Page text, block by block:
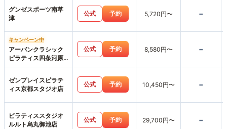
グンゼスポーツ南草
津
公式 予約 5,720円〜 -
キャンペーン中
アーバンクラシック
ピラティス四条河原
町店
公式 予約 8,580円〜 -
ゼンプレイスピラテ
ィス京都スタジオ店
公式 予約 10,450円〜 -
ピラティススタジオ
ルルト烏丸御池店
公式 予約 29,700円〜 -